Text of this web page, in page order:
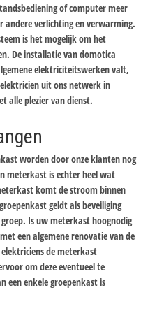
of computer meer
andere verlichting en verwarming.
is het mogelijk om het
De installatie van domotica
elektriciteitswerken valt,
uit ons netwerk in
alle plezier van dienst.
worden door onze klanten nog
meterkast is echter heel wat
komt de stroom binnen
geldt als beveiliging
Is uw meterkast hoognodig
een algemene renovatie van de
de meterkast
om deze eventueel te
een enkele groepenkast is